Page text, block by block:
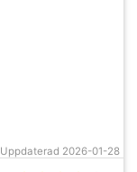
Uppdaterad 2026-01-28